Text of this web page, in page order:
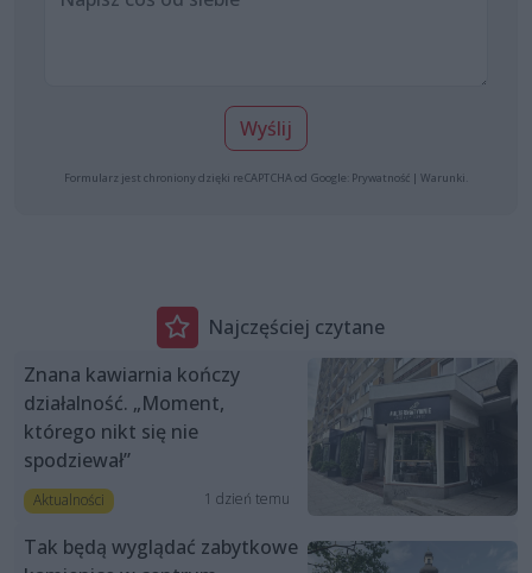
Wyślij
Formularz jest chroniony dzięki reCAPTCHA od Google: Prywatność | Warunki
Najczęściej czytane
Znana kawiarnia kończy
działalność. „Moment,
którego nikt się nie
spodziewał”
Aktualności 1 dzień temu
Tak będą wyglądać zabytkowe